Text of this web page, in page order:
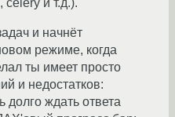
и т.д.).
и начнёт
режиме, когда
ты имеет просто
и недостатков:
долго ждать ответа